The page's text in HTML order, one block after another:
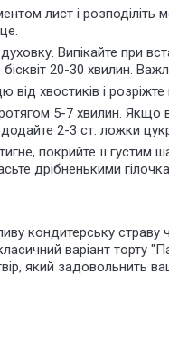
лист і
Випікайте при
бісквіт 20-30 хвилин.
від хвостиків і
5-7 хвилин. Якщо
2-3 ст. ложки
покрийте її густим
дрібненькими
кондитерську
варіант торту
, який задовольнить